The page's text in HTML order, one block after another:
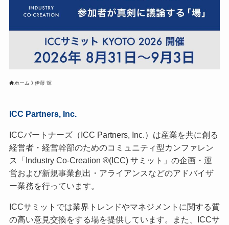
ホーム 伊藤 輝
ICC Partners, Inc.
ICCパートナーズ（ICC Partners, Inc.）は産業を共に創る
経営者・経営幹部のためのコミュニティ型カンファレン
ス「Industry Co-Creation ®(ICC) サミット」の企画・運
営および新規事業創出・アライアンスなどのアドバイザ
ー業務を行っています。
ICCサミットでは業界トレンドやマネジメントに関する質
の高い意見交換をする場を提供しています。また、ICCサ